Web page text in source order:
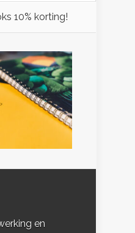
10% korting!
en